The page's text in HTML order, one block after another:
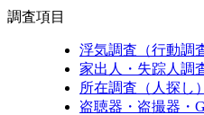
調査項目
浮気調査（行動調
家出人・失踪人調
所在調査（人探し）
盗聴器・盗撮器・